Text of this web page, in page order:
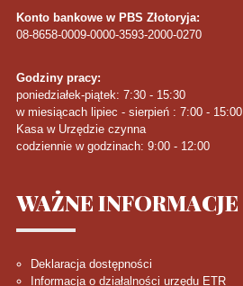
Konto bankowe w PBS Złotoryja:
08-8658-0009-0000-3593-2000-0270
Godziny pracy:
poniedziałek-piątek: 7:30 - 15:30
w miesiącach lipiec - sierpień : 7:00 - 15:00
Kasa w Urzędzie czynna
codziennie w godzinach: 9:00 - 12:00
WAŻNEINFORMACJE
Deklaracja dostępności
Informacja o działalności urzędu ETR